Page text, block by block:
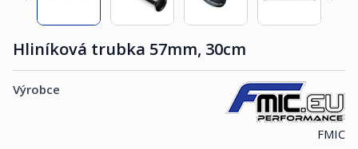
Hliníková trubka 57mm, 30cm
Výrobce
FMIC